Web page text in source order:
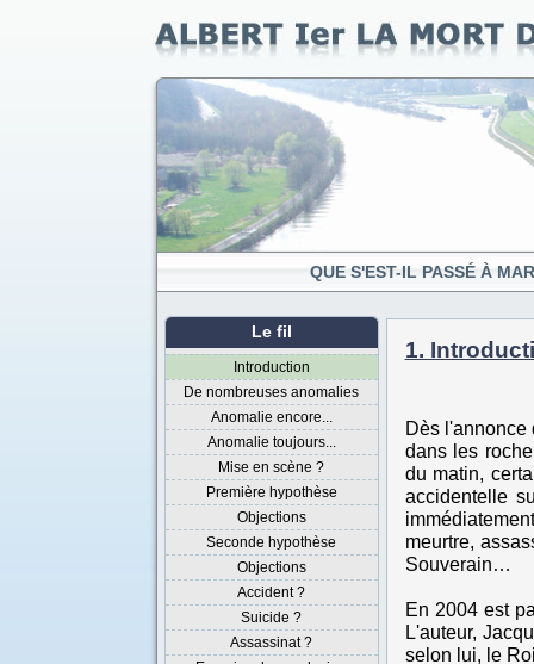
QUE S'EST-IL PASSÉ À
Le fil
Introduction
De nombreuses anomalies
Anomalie encore...
Anomalie toujours...
Mise en scène ?
Première hypothèse
Objections
Seconde hypothèse
Objections
Accident ?
Suicide ?
Assassinat ?
1.
Dès l'annonce
dans les
du matin,
accidentelle
meurtre,
Souverain…
En 2004 est
L'auteur,
selon lui, le